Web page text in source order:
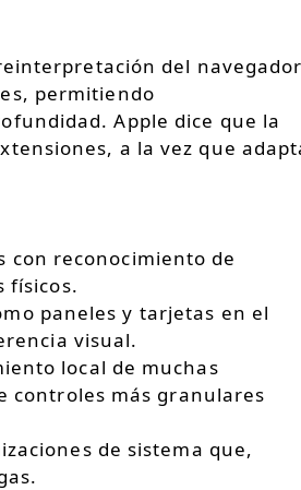
del
permitiendo
Apple dice que la
a la vez que
con reconocimiento de
físicos.
paneles y tarjetas en el
visual.
local de muchas
controles más granulares
de sistema que,